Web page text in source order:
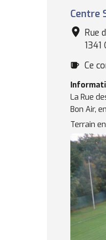
sportif
Centre
Rue
Ce
La Rue
Bon Air,
Terrain